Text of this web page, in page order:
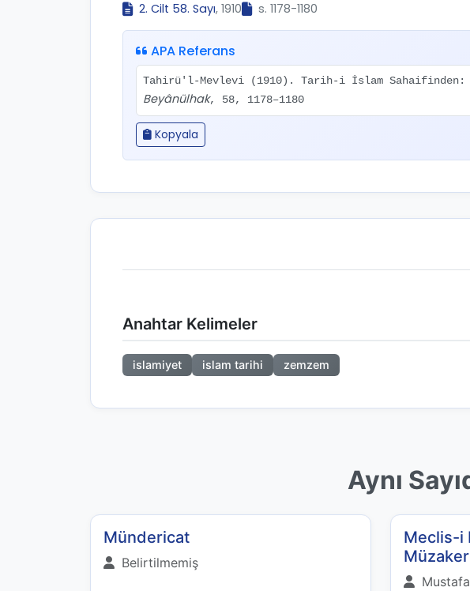
2. Cilt 58. Sayı, 1910 s. 1178-1180
APA Referans
Tahirü'l-Mevlevi (1910). Tarih-i İslam Sahaifinden:
Beyânülhak, 58, 1178–1180
Kopyala
Anahtar Kelimeler
islamiyet islam tarihi zemzem
Aynı
Mündericat
Belirtilmemiş
Meclis-i